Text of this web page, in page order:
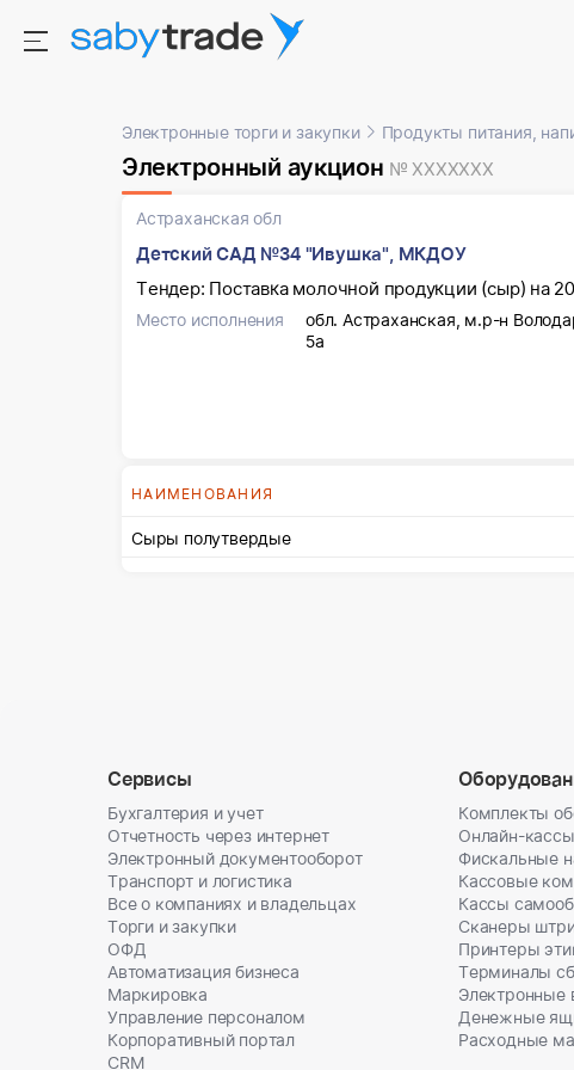
Электронные торги и закупки Продукты питания,
Электронный аукцион № XXXXXXX
Астраханская обл
Детский САД №34 "Ивушка", МКДОУ
Тендер: Поставка молочной продукции (сыр) на
Место исполнения
обл. Астраханская, м.р-н
5а
НАИМЕНОВАНИЯ
Сыры полутвердые
Сервисы
Бухгалтерия и учет
Отчетность через интернет
Электронный документооборот
Транспорт и логистика
Все о компаниях и владельцах
Торги и закупки
ОФД
Автоматизация бизнеса
Маркировка
Управление персоналом
Корпоративный портал
CRM
Комплекты
Онлайн-кассы
Фискальные
Кассовые
Кассы
Сканеры
Принтеры
Терминалы
Электронные
Денежные
Расходные